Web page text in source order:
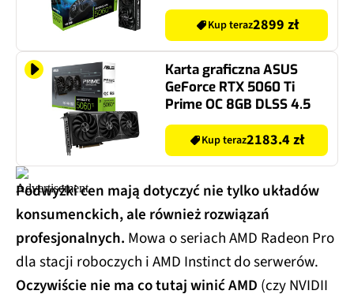
Kup teraz2899 zł
Karta graficzna ASUS
GeForce RTX 5060 Ti
Prime OC 8GB DLSS 4.5
Kup teraz2183.4 zł
Podwyżki cen mają dotyczyć nie tylko układów
konsumenckich, ale również rozwiązań
profesjonalnych. Mowa o seriach AMD Radeon Pro
dla stacji roboczych i AMD Instinct do serwerów.
Oczywiście nie ma co tutaj winić AMD (czy NVIDII